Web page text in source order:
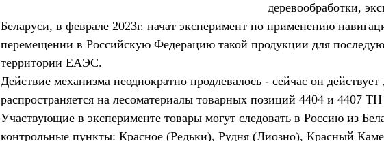
деревообработки,
Беларуси, в феврале 2023г. начат эксперимент по применению
перемещении в Российскую Федерацию такой продукции для
территории ЕАЭС.
Действие механизма неоднократно продлевалось - сейчас он
распространяется на лесоматериалы товарных позиций 4404 и 4407
Участвующие в эксперименте товары могут следовать в Россию из
контрольные пункты: Красное (Редьки), Рудня (Лиозно), Красный